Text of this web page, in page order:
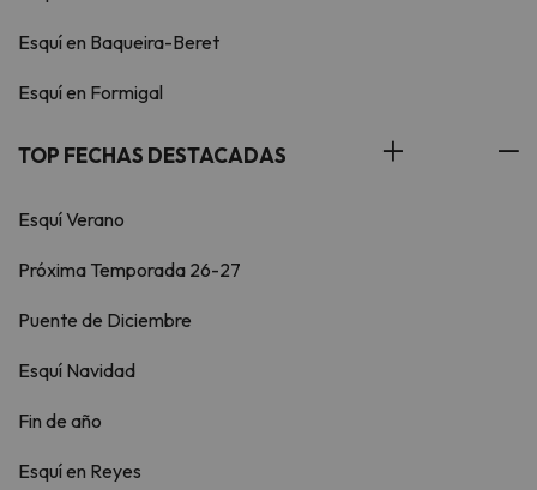
Esquí en Baqueira-Beret
Esquí en Formigal
TOP FECHAS DESTACADAS
Esquí Verano
Próxima Temporada 26-27
Puente de Diciembre
Esquí Navidad
Fin de año
Esquí en Reyes